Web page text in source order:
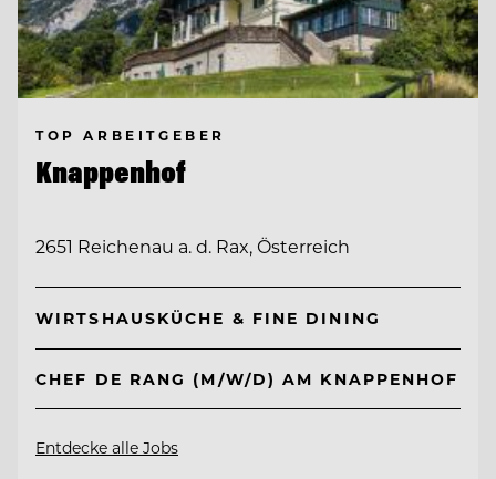
TOP ARBEITGEBER
Knappenhof
2651 Reichenau a. d. Rax, Österreich
WIRTSHAUSKÜCHE & FINE DINING
CHEF DE RANG (M/W/D) AM KNAPPENHOF
Entdecke alle Jobs